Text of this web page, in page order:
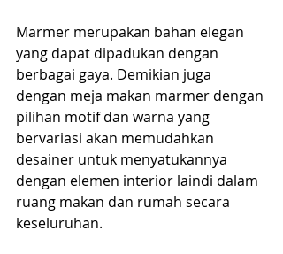
Marmer merupakan bahan elegan
yang dapat dipadukan dengan
berbagai gaya. Demikian juga
dengan meja makan marmer dengan
pilihan motif dan warna yang
bervariasi akan memudahkan
desainer untuk menyatukannya
dengan elemen interior laindi dalam
ruang makan dan rumah secara
keseluruhan.